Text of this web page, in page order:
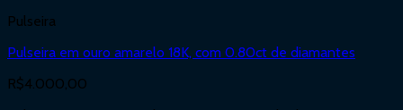
Pulseira
Pulseira em ouro amarelo 18K, com 0.80ct de diamantes
R$4.000,00